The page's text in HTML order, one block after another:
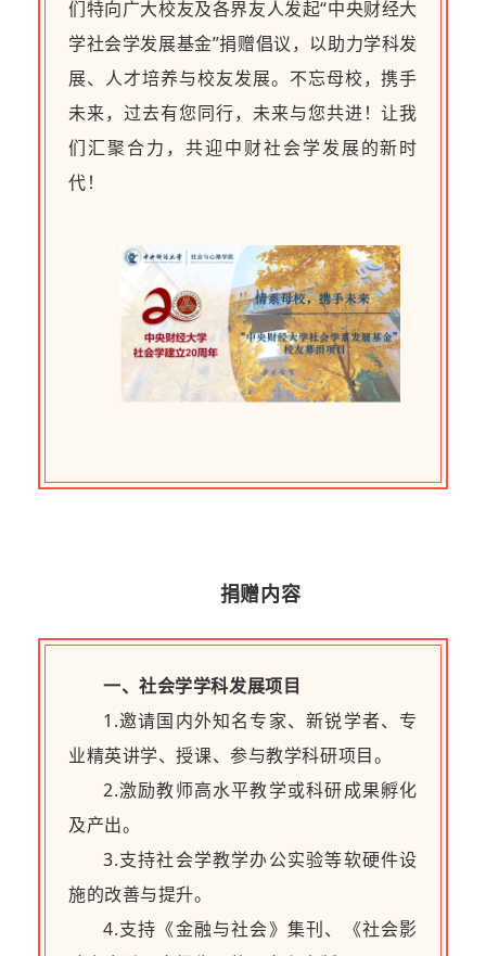
们特向广大校友及各界友人发起“中央财经大
学社会学发展基金”捐赠倡议，以助力学科发
展、人才培养与校友发展。不忘母校，携手
未来，过去有您同行，未来与您共进！让我
们汇聚合力，共迎中财社会学发展的新时
代！
捐赠内容
一、社会学学科发展项目
1.邀请国内外知名专家、新锐学者、专
业精英讲学、授课、参与教学科研项目。
2.激励教师高水平教学或科研成果孵化
及产出。
3.支持社会学教学办公实验等软硬件设
施的改善与提升。
4.支持《金融与社会》集刊、《社会影